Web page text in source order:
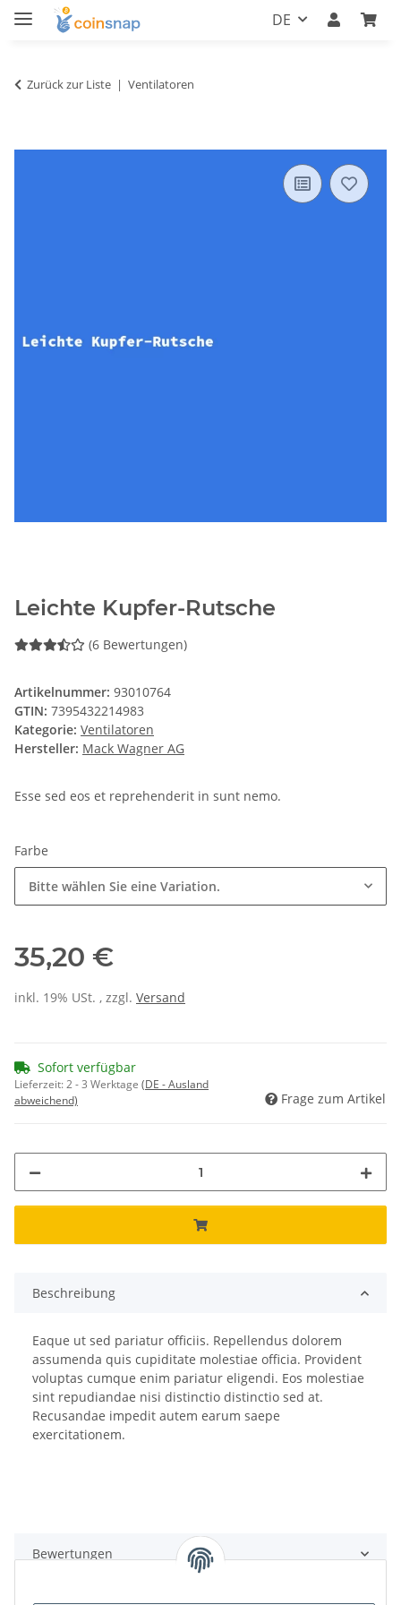
DE
Zurück zur Liste Ventilatoren
Leichte Kupfer-Rutsche
(6 Bewertungen)
Artikelnummer: 93010764
GTIN: 7395432214983
Kategorie: Ventilatoren
Hersteller: Mack Wagner AG
Esse sed eos et reprehenderit in sunt nemo.
Farbe
Bitte wählen Sie eine Variation.
35,20 €
inkl. 19% USt. , zzgl. Versand
Sofort verfügbar
Lieferzeit:2 - 3 Werktage (DE - Ausland
abweichend)
Frage zum Artikel
Beschreibung
Eaque ut sed pariatur officiis. Repellendus dolorem
assumenda quis cupiditate molestiae officia. Provident
voluptas cumque enim pariatur eligendi. Eos molestiae
sint repudiandae nisi distinctio distinctio sed at.
Recusandae impedit autem earum saepe
exercitationem.
Bewertungen